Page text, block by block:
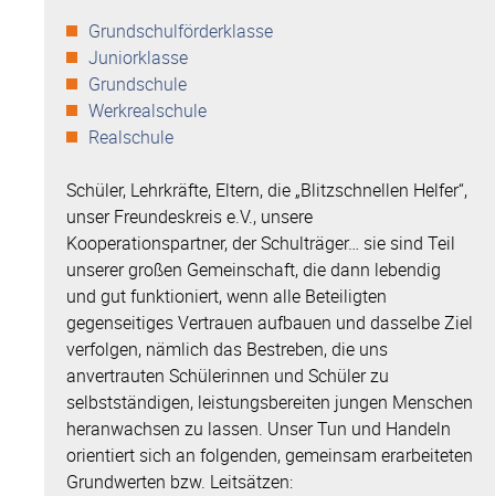
Grundschulförderklasse
Juniorklasse
Grundschule
Werkrealschule
Realschule
Schüler, Lehrkräfte, Eltern, die „Blitzschnellen Helfer“,
unser Freundeskreis e.V., unsere
Kooperationspartner, der Schulträger… sie sind Teil
unserer großen Gemeinschaft, die dann lebendig
und gut funktioniert, wenn alle Beteiligten
gegenseitiges Vertrauen aufbauen und dasselbe Ziel
verfolgen, nämlich das Bestreben, die uns
anvertrauten Schülerinnen und Schüler zu
selbstständigen, leistungsbereiten jungen Menschen
heranwachsen zu lassen. Unser Tun und Handeln
orientiert sich an folgenden, gemeinsam erarbeiteten
Grundwerten bzw. Leitsätzen: